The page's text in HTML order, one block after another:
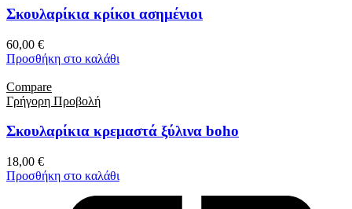
Σκουλαρίκια κρίκοι ασημένιοι
60,00 €
Προσθήκη στο καλάθι
Compare
Γρήγορη Προβολή
Σκουλαρίκια κρεμαστά ξύλινα boho
18,00 €
Προσθήκη στο καλάθι